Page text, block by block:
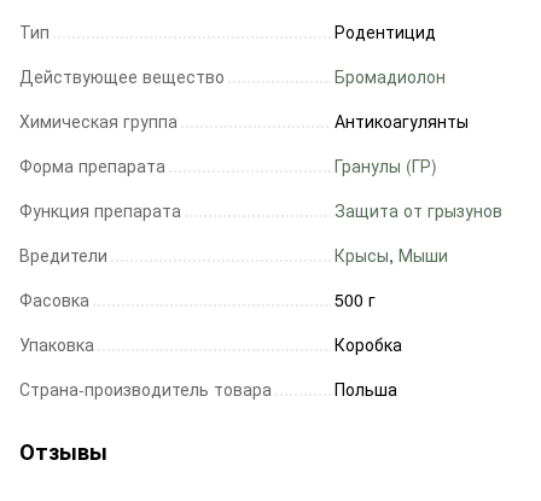
Тип
Родентицид
Действующее вещество
Бромадиолон
Химическая группа
Антикоагулянты
Форма препарата
Гранулы (ГР)
Функция препарата
Защита от грызунов
Вредители
Крысы, Мыши
Фасовка
500 г
Упаковка
Коробка
Страна-производитель товара
Польша
Отзывы